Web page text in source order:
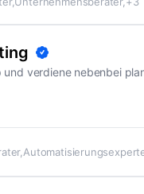
und verdiene nebenbei